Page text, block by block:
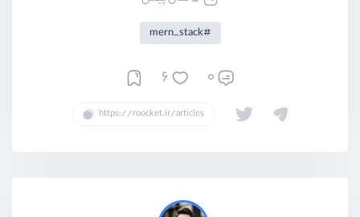
mern_stack
0
6